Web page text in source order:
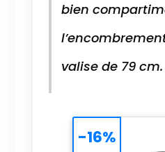
bien
valise de 79 cm.
-16%